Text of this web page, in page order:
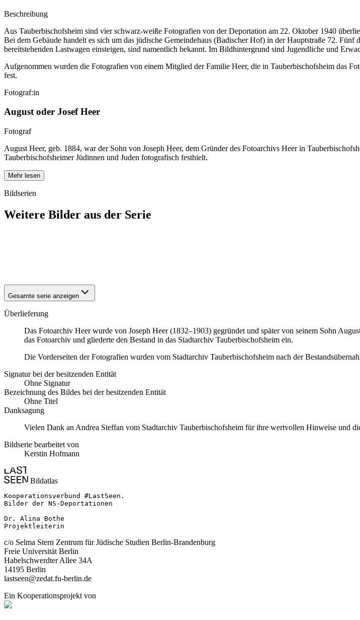
Beschreibung
Aus Tauberbischofsheim sind vier schwarz-weiße Fotografien von der Deportation am 22. Oktober 1940
Bei dem Gebäude handelt es sich um das jüdische Gemeindehaus (Badischer Hof) in der Hauptstraße 72.
bereitstehenden Lastwagen einsteigen, sind namentlich bekannt. Im Bildhintergrund sind Jugendliche und
Aufgenommen wurden die Fotografien von einem Mitglied der Familie Heer, die in Tauberbischofsheim das
fest.
Fotograf:in
August oder Josef Heer
Fotograf
August Heer, geb. 1884, war der Sohn von Joseph Heer, dem Gründer des Fotoarchivs Heer in
Tauberbischofsheimer Jüdinnen und Juden fotografisch festhielt.
Mehr lesen
Bildserien
Weitere Bilder aus der Serie
Gesamte serie anzeigen
Überlieferung
Das Fotoarchiv Heer wurde von Joseph Heer (1832–1903) gegründet und später von seinem Sohn
das Fotoarchiv und gliederte den Bestand in das Stadtarchiv Tauberbischofsheim ein.
Die Vorderseiten der Fotografien wurden vom Stadtarchiv Tauberbischofsheim nach der
Signatur bei der besitzenden Entität
Ohne Signatur
Bezeichnung des Bildes bei der besitzenden Entität
Ohne Titel
Danksagung
Vielen Dank an Andrea Steffan vom Stadtarchiv Tauberbischofsheim für ihre wertvollen Hinweise und
Bildserie bearbeitet von
Kerstin Hofmann
Bildatlas
Kooperationsverbund #LastSeen.
Bilder der NS-Deportationen
Dr. Alina Bothe
Projektleiterin
c/o Selma Stern Zentrum für Jüdische Studien Berlin-Brandenburg
Freie Universität Berlin
Habelschwerdter Allee 34A
14195 Berlin
lastseen@zedat.fu-berlin.de
Ein Kooperationsprojekt von